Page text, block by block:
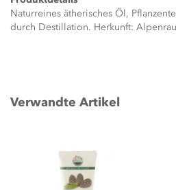
Naturreines ätherisches Öl,
durch Destillation. Herkunft:
Verwandte Artikel